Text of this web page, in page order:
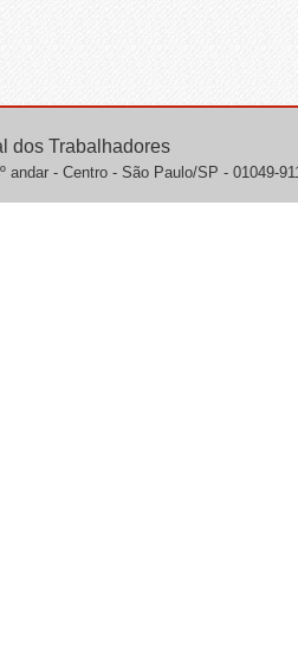
dos Trabalhadores
andar - Centro - São Paulo/SP - 01049-